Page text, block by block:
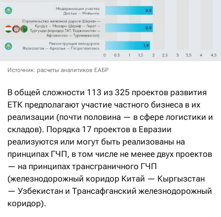
Источник: расчеты аналитиков ЕАБР
В общей сложности 113 из 325 проектов развития
ЕТК предполагают участие частного бизнеса в их
реализации (почти половина — в сфере логистики и
складов). Порядка 17 проектов в Евразии
реализуются или могут быть реализованы на
принципах ГЧП, в том числе не менее двух проектов
— на принципах трансграничного ГЧП
(железнодорожный коридор Китай — Кыргызстан
— Узбекистан и Трансафганский железнодорожный
коридор).